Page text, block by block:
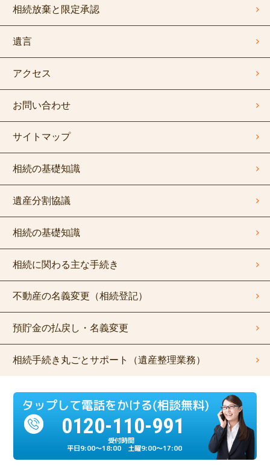
相続の基礎知識
相続に関わる主な手続き
不動産の名義変更（相続登記）
預貯金の払戻し・名義変更
相続手続き丸ごとサポート（遺産整理業務）
アクセス
お問い合わせ
サイトマップ
相続の基礎知識
遺産分割協議
相続放棄と限定承認
遺言
0120-110-991
平日9:00～18:00 土曜9:00～17:00